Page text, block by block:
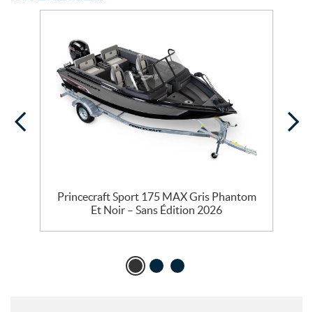
Princecraft Sport 175 MAX Gris Phantom
Et Noir – Sans Édition 2026